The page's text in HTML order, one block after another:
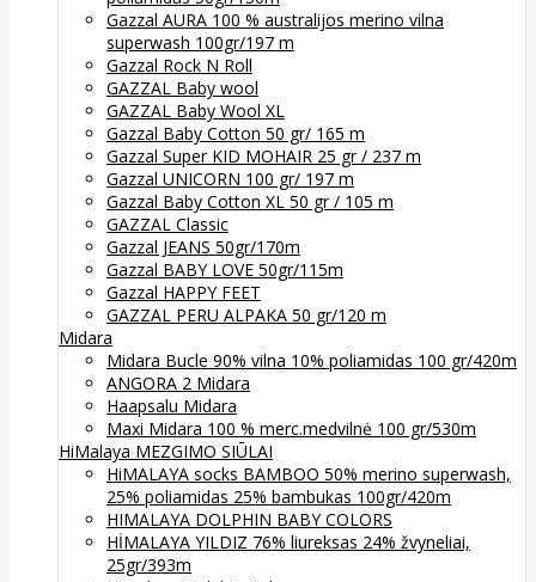
Gazzal AURA 100 % australijos merino vilna
superwash 100gr/197 m
Gazzal Rock N Roll
GAZZAL Baby wool
GAZZAL Baby Wool XL
Gazzal Baby Cotton 50 gr/ 165 m
Gazzal Super KID MOHAIR 25 gr / 237 m
Gazzal UNICORN 100 gr/ 197 m
Gazzal Baby Cotton XL 50 gr / 105 m
GAZZAL Classic
Gazzal JEANS 50gr/170m
Gazzal BABY LOVE 50gr/115m
Gazzal HAPPY FEET
GAZZAL PERU ALPAKA 50 gr/120 m
Midara
Midara Bucle 90% vilna 10% poliamidas 100 gr/420m
ANGORA 2 Midara
Haapsalu Midara
Maxi Midara 100 % merc.medvilnė 100 gr/530m
HiMalaya MEZGIMO SIŪLAI
HiMALAYA socks BAMBOO 50% merino superwash,
25% poliamidas 25% bambukas 100gr/420m
HIMALAYA DOLPHIN BABY COLORS
HİMALAYA YILDIZ 76% liureksas 24% žvyneliai,
25gr/393m